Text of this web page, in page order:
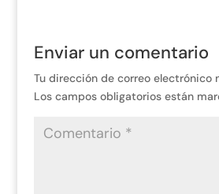
Enviar un comentario
Tu dirección de correo electrónico
Los campos obligatorios están